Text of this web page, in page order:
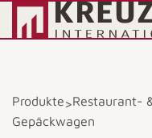
Produkte>Restaurant-
Gepäckwagen